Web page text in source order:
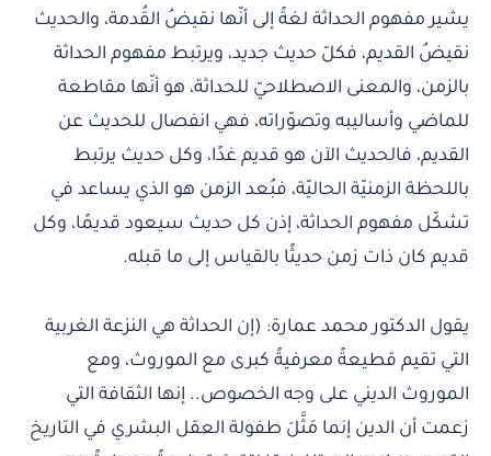
يشير مفهوم الحداثة لغةً إلى أنّها نقيضُ القُدمة، والحديث
نقيضُ القديم، فكلّ حديث جديد، ويرتبط مفهوم الحداثة
بالزمن، والمعنى الاصطلاحيّ للحداثة، هو أنّها مقاطعة
للماضي وأساليبه وتصوّراته، فهي انفصال للحديث عن
القديم، فالحديث الآن هو قديم غدًا، وكل حديث يرتبط
باللحظة الزمنيّة الحاليّة، فبُعد الزمن هو الذي يساعد في
تشكّل مفهوم الحداثة، إذن كل حديث سيعود قديمًا، وكل
قديم كان ذات زمن حديثًا بالقياس إلى ما قبله.
يقول الدكتور محمد عمارة: (إن الحداثة هي النزعة الغربية
التي تقيم قطيعةً معرفيةً كبرى مع الموروث، ومع
الموروث الديني على وجه الخصوص.. إنها الثقافة التي
زعمت أن الدين إنما مَثَّلَ طفولة العقل البشري في التاريخ